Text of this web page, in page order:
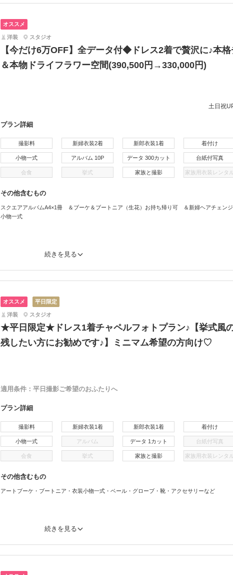
オススメ
洋装 スタジオ
【今だけ6万OFF】全データ付◆ドレス2着で贅沢に♪本
＆本物ドライフラワー空間(390,500円→330,000円)
土日祝
プラン詳細
撮影料 新婦衣装2着 新郎衣装1着 着付け
小物一式 アルバム 10P データ 300カット 台紙付写真
会食 挙式 家族と撮影 家族用衣装レンタ
その他含むもの
スクエアアルバムA4×1冊 ＆ブーケ＆ブートニア（生花）お持ち帰り可 ＆新婦ヘアチェン
小物一式
続きを見る
オススメ 平日限定
洋装 スタジオ
★平日限定★ドレス1着チャペルフォトプラン♪【挙式風
残したい方にお勧めです♪】ミニマム希望の方向け♡
適用条件： 平日撮影ご希望のおふたりへ
プラン詳細
撮影料 新婦衣装1着 新郎衣装1着 着付け
小物一式 アルバム データ 1カット 台紙付写真
会食 挙式 家族と撮影 家族用衣装レンタ
その他含むもの
アートブーケ・ブートニア・衣装小物一式・ベール・グローブ・靴・アクセサリーなど
続きを見る